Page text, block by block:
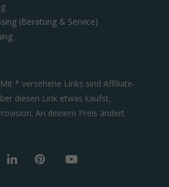
(Beratung & Service)
* versehene Links sind Affiliate-
diesen Link etwas kaufst,
An deinem Preis ändert